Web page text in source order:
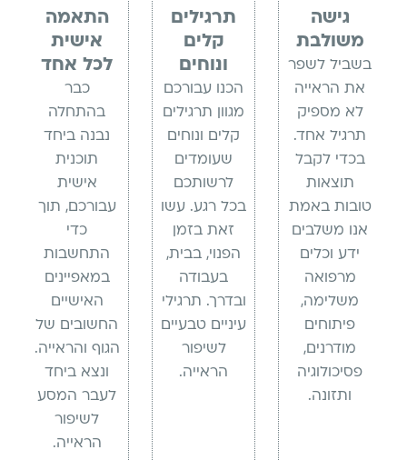
גישה
משולבת
בשביל לשפר
את הראייה
לא מספיק
תרגיל אחד.
בכדי לקבל
תוצאות
טובות באמת
אנו משלבים
ידע וכלים
מרפואה
משלימה,
פיתוחים
מודרנים,
פסיכולוגיה
ותזונה.
תרגילים
קלים
ונוחים
הכנו עבורכם
מגוון תרגילים
קלים ונוחים
שעומדים
לרשותכם
בכל רגע. עשו
זאת בזמן
הפנוי, בבית,
בעבודה
ובדרך. תרגילי
עיניים טבעיים
לשיפור
הראייה.
התאמה
אישית
לכל אחד
כבר
בהתחלה
נבנה ביחד
תוכנית
אישית
עבורכם, תוך
כדי
התחשבות
במאפיינים
האישיים
החשובים של
הגוף והראייה.
ונצא ביחד
לעבר המסע
לשיפור
הראייה.